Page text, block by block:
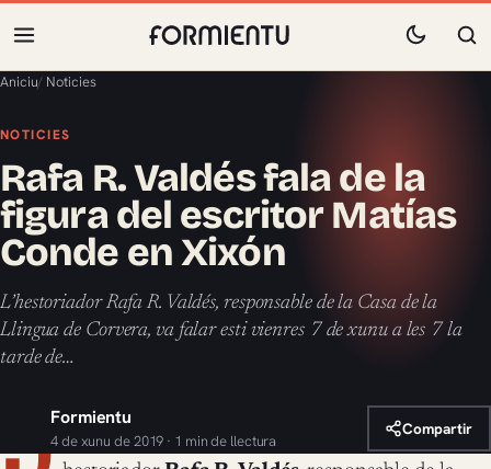
Aniciu/ Noticies
NOTICIES
Rafa R. Valdés fala de la
figura del escritor Matías
Conde en Xixón
L’hestoriador Rafa R. Valdés, responsable de la Casa de la
Llingua de Corvera, va falar esti vienres 7 de xunu a les 7 la
tarde de…
Formientu
4 de xunu de 2019 · 1 min de llectura
Compartir